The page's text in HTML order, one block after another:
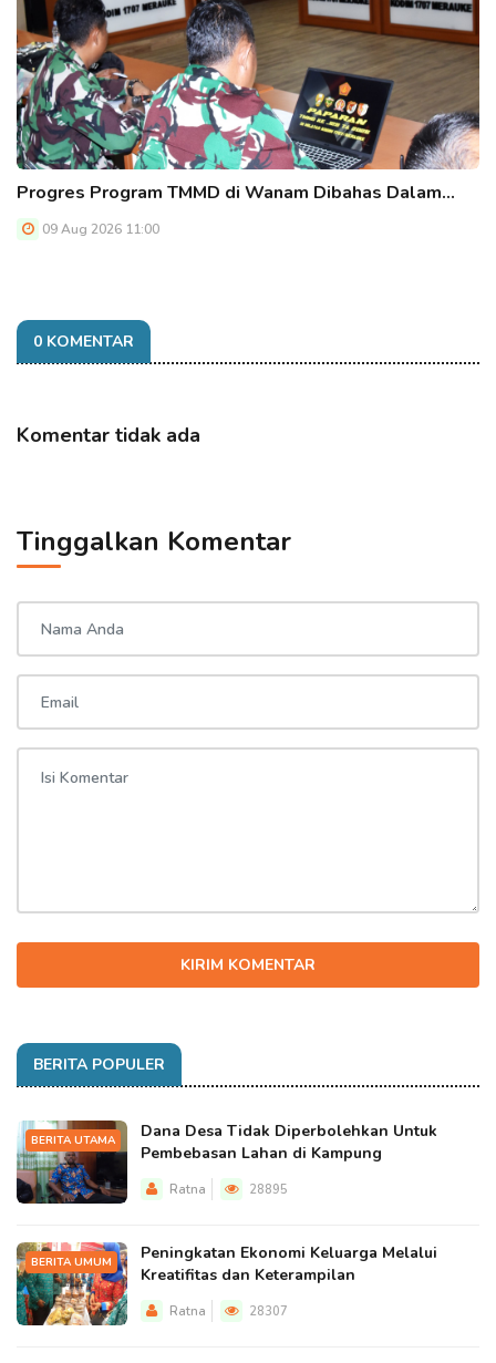
Progres Program TMMD di Wanam Dibahas Dalam…
09 Aug 2026 11:00
0 KOMENTAR
Komentar tidak ada
Tinggalkan Komentar
KIRIM KOMENTAR
BERITA POPULER
BERITA UTAMA
Dana Desa Tidak Diperbolehkan Untuk
Pembebasan Lahan di Kampung
Ratna 28895
BERITA UMUM
Peningkatan Ekonomi Keluarga Melalui
Kreatifitas dan Keterampilan
Ratna 28307